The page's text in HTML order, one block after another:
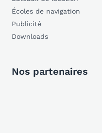
Écoles de navigation
Publicité
Downloads
Nos partenaires